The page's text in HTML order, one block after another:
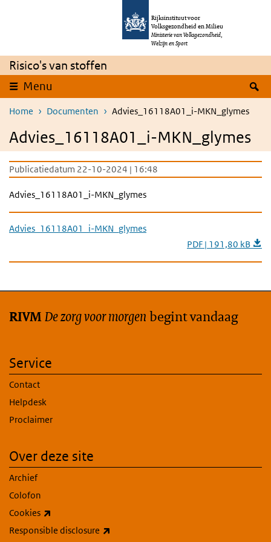
Overslaan en naar de inhoud gaan
Rijksinstituut voor
Volksgezondheid en Milieu
Ministerie van Volksgezondheid,
Welzijn en Sport
Risico's van stoffen
Menu
Home Documenten Advies_16118A01_i-MKN_glymes
Advies_16118A01_i-MKN_glymes
Publicatiedatum 22-10-2024 | 16:48
Advies_16118A01_i-MKN_glymes
Advies_16118A01_i-MKN_glymes
PDF | 191,80 kB
RIVMDe zorg voor morgen begint vandaag
Service
Contact
Helpdesk
Proclaimer
Over deze site
Archief
Colofon
Cookies
Responsible disclosure